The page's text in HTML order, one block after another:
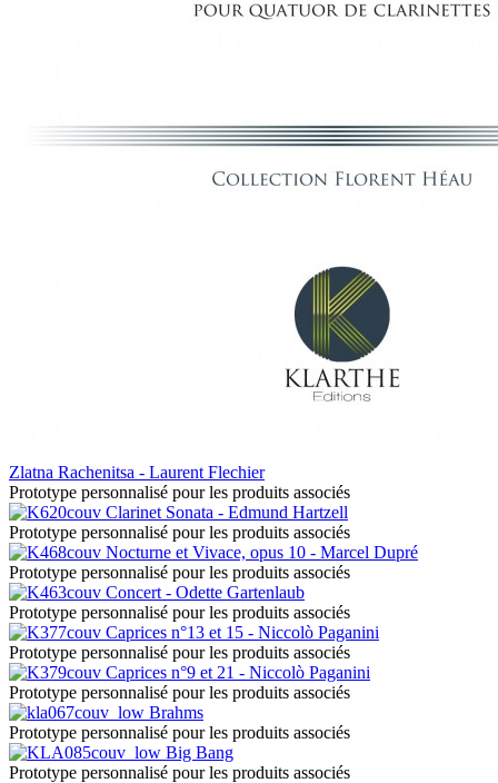
Zlatna Rachenitsa - Laurent Flechier
Prototype personnalisé pour les produits associés
Clarinet Sonata - Edmund Hartzell
Prototype personnalisé pour les produits associés
Nocturne et Vivace, opus 10 - Marcel Dupré
Prototype personnalisé pour les produits associés
Concert - Odette Gartenlaub
Prototype personnalisé pour les produits associés
Caprices n°13 et 15 - Niccolò Paganini
Prototype personnalisé pour les produits associés
Caprices n°9 et 21 - Niccolò Paganini
Prototype personnalisé pour les produits associés
Brahms
Prototype personnalisé pour les produits associés
Big Bang
Prototype personnalisé pour les produits associés